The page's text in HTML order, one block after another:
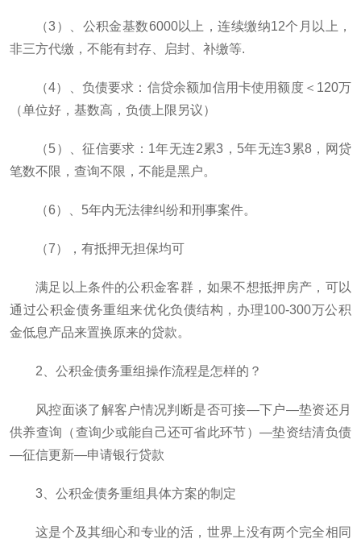
（3）、公积金基数6000以上，连续缴纳12个月以上，
非三方代缴，不能有封存、启封、补缴等.
（4）、负债要求：信贷余额加信用卡使用额度＜120万
（单位好，基数高，负债上限另议）
（5）、征信要求：1年无连2累3，5年无连3累8，网贷
笔数不限，查询不限，不能是黑户。
（6）、5年内无法律纠纷和刑事案件。
（7），有抵押无担保均可
满足以上条件的公积金客群，如果不想抵押房产，可以
通过公积金债务重组来优化负债结构，办理100-300万公积
金低息产品来置换原来的贷款。
2、公积金债务重组操作流程是怎样的？
风控面谈了解客户情况判断是否可接—下户—垫资还月
供养查询（查询少或能自己还可省此环节）—垫资结清负债
—征信更新—申请银行贷款
3、公积金债务重组具体方案的制定
这是个及其细心和专业的活，世界上没有两个完全相同